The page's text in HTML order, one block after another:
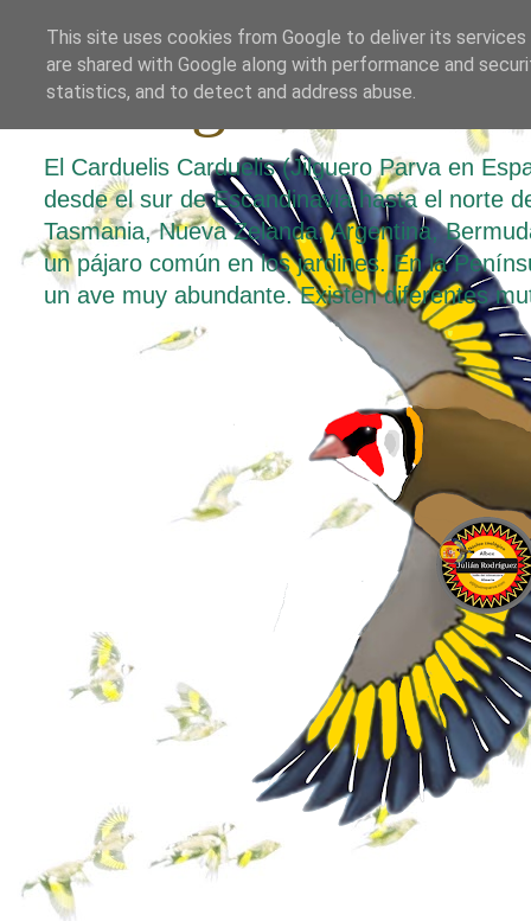
El Jilguero
El Carduelis Carduelis (Jilguero Parva en
desde el sur de Escandinavia hasta el norte
Tasmania, Nueva Zelanda, Argentina,
un pájaro común en los jardines. En la
un ave muy abundante. Existen diferentes
This site uses cookies from Google to deliver its
are shared with Google along with performance and
statistics, and to detect and address abuse.